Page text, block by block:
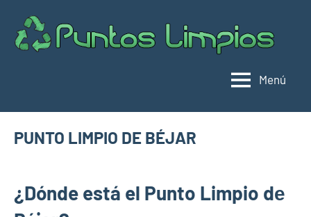
contenido
Menú
PUNTO LIMPIO DE BÉJAR
limpios en
municipios
24,
2025
¿Dónde está el Punto Limpio dе